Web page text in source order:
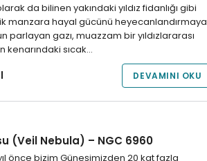
da bilinen yakındaki yıldız fidanlığı gibi
manzara hayal gücünü heyecanlandırmaya
parlayan gazı, muazzam bir yıldızlararası
kenarındaki sıcak…
DEVAMINI OKU
(Veil Nebula) – NGC 6960
önce bizim Güneşimizden 20 kat fazla